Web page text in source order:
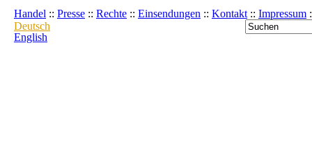
Handel :: Presse :: Rechte :: Einsendungen :: Kontakt :: Impressum
Deutsch
English